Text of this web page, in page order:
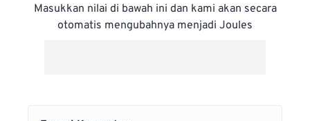
Masukkan nilai di bawah ini dan kami akan secara
otomatis mengubahnya menjadi Joules